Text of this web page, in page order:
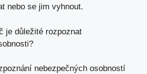
nebo se jim vyhnout.
je důležité rozpoznat
nebezpečných osobností